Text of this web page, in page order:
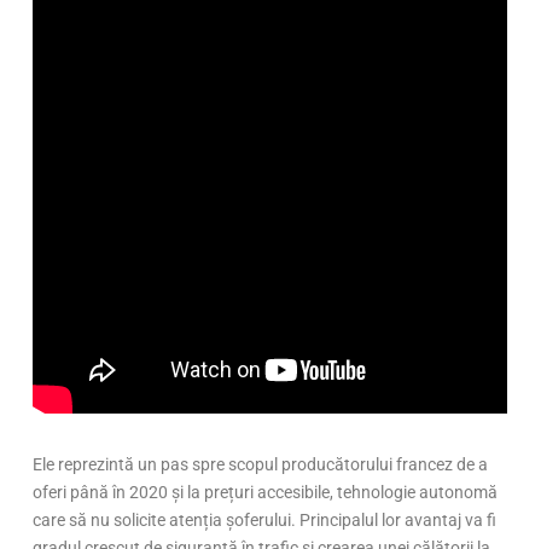
Ele reprezintă un pas spre scopul producătorului francez de a
oferi până în 2020 și la prețuri accesibile, tehnologie autonomă
care să nu solicite atenția șoferului. Principalul lor avantaj va fi